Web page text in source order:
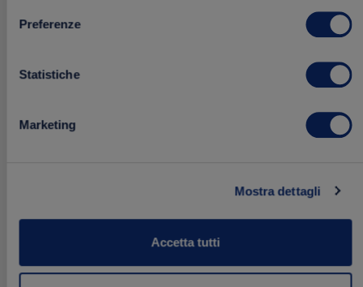
Preferenze
Statistiche
Marketing
Mostra dettagli
Accetta tutti
Acquista
Aggiungi
ai